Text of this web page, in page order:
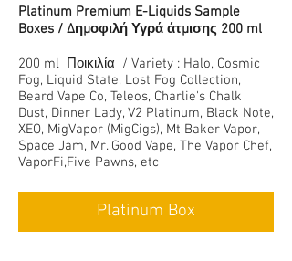
Platinum Premium E-Liquids Sample
Boxes / Δημοφιλή Υγρά άτμισης 200 ml
200 ml Ποικιλία / Variety : Halo, Cosmic
Fog, Liquid State, Lost Fog Collection,
Beard Vape Co, Teleos, Charlie's Chalk
Dust, Dinner Lady, V2 Platinum, Black Note,
XEO, MigVapor (MigCigs), Mt Baker Vapor,
Space Jam, Mr. Good Vape, The Vapor Chef,
VaporFi,Five Pawns, etc
Platinum Box